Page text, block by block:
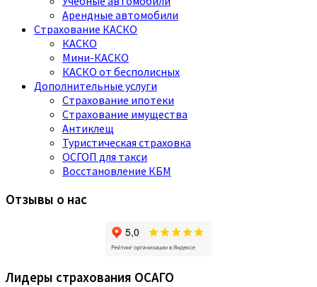
Арендные автомобили
Страхование КАСКО
КАСКО
Мини-КАСКО
КАСКО от бесполисных
Дополнительные услуги
Страхование ипотеки
Страхование имущества
Антиклещ
Туристическая страховка
ОСГОП для такси
Восстановление КБМ
Отзывы о нас
Лидеры страхования ОСАГО